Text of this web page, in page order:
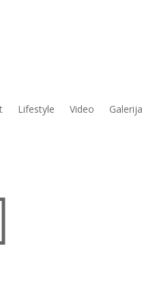
Lifestyle Video Galerija